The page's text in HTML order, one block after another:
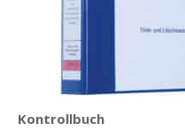
Kontrollbuch